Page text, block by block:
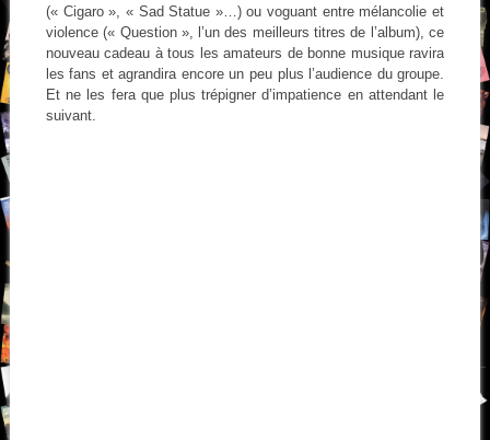
(« Cigaro », « Sad Statue »…) ou voguant entre mélancolie et
violence (« Question », l’un des meilleurs titres de l’album), ce
nouveau cadeau à tous les amateurs de bonne musique ravira
les fans et agrandira encore un peu plus l’audience du groupe.
Et ne les fera que plus trépigner d’impatience en attendant le
suivant.